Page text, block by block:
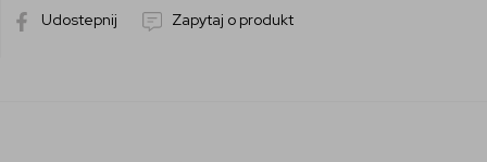
Udostepnij Zapytaj o produkt